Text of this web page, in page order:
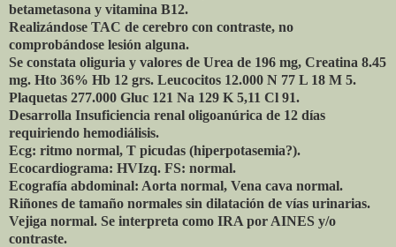
betametasona y vitamina B12.
Realizándose TAC de cerebro con contraste, no
comprobándose lesión alguna.
Se constata oliguria y valores de Urea de 196 mg, Creatina 8.45
mg. Hto 36% Hb 12 grs. Leucocitos 12.000 N 77 L 18 M 5.
Plaquetas 277.000 Gluc 121 Na 129 K 5,11 Cl 91.
Desarrolla Insuficiencia renal oligoanúrica de 12 días
requiriendo hemodiálisis.
Ecg: ritmo normal, T picudas (hiperpotasemia?).
Ecocardiograma: HVIzq. FS: normal.
Ecografía abdominal: Aorta normal, Vena cava normal.
Riñones de tamaño normales sin dilatación de vías urinarias.
Vejiga normal. Se interpreta como IRA por AINES y/o
contraste.